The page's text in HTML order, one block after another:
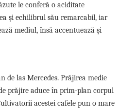
le conferă o aciditate
și echilibrul său remarcabil, iar
mediul, însă accentuează și
de las Mercedes. Prăjirea medie
prăjire aduce în prim-plan corpul
acestei cafele pun o mare